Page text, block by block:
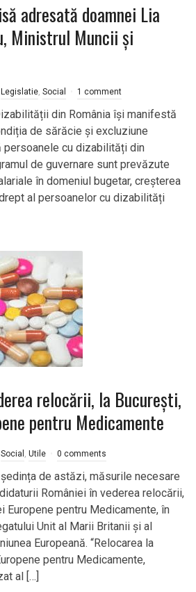
adresată doamnei Lia
Ministrul Muncii și
Legislatie, Social 1 comment
din România își manifestă
de sărăcie și excluziune
persoanele cu dizabilități din
de guvernare sunt prevăzute
în domeniul bugetar, creșterea
al persoanelor cu dizabilități
relocării, la București,
pentru Medicamente
Social , Utile 0 comments
de astăzi, măsurile necesare
României în vederea relocării,
Europene pentru Medicamente, în
Unit al Marii Britanii și al
Europeană. “Relocarea la
pentru Medicamente,
al […]